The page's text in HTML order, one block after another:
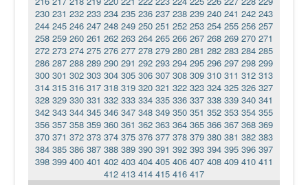
230 231 232 233 234 235 236 237 238 239 240 241 242 243
244 245 246 247 248 249 250 251 252 253 254 255 256 257
258 259 260 261 262 263 264 265 266 267 268 269 270 271
272 273 274 275 276 277 278 279 280 281 282 283 284 285
286 287 288 289 290 291 292 293 294 295 296 297 298 299
300 301 302 303 304 305 306 307 308 309 310 311 312 313
314 315 316 317 318 319 320 321 322 323 324 325 326 327
328 329 330 331 332 333 334 335 336 337 338 339 340 341
342 343 344 345 346 347 348 349 350 351 352 353 354 355
356 357 358 359 360 361 362 363 364 365 366 367 368 369
370 371 372 373 374 375 376 377 378 379 380 381 382 383
384 385 386 387 388 389 390 391 392 393 394 395 396 397
398 399 400 401 402 403 404 405 406 407 408 409 410 411
412 413 414 415 416 417